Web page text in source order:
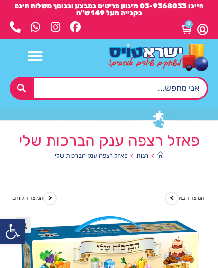
חייגו 03-9368033 מיגוון פריטים במבצע ובנוסף משלוח חינם
בקנייה מעל 149 ש"ח
0
פאזל רצפה ענק הברכות שלי
> חנות > פאזל רצפה ענק הברכות שלי
המוצר הקודם המוצר הבא